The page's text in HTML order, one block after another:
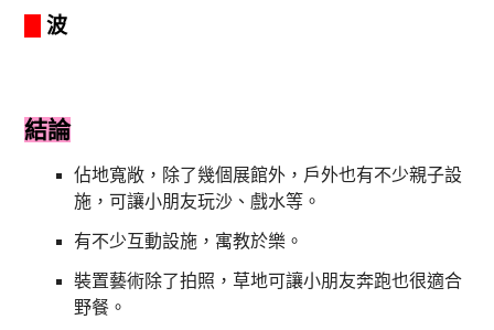
波
結論
佔地寬敞，除了幾個展館外，戶外也有不少親子設
施，可讓小朋友玩沙、戲水等。
有不少互動設施，寓教於樂。
裝置藝術除了拍照，草地可讓小朋友奔跑也很適合
野餐。